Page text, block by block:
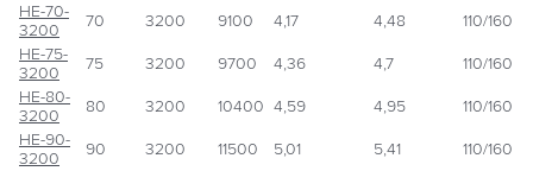
НЕ-70-
3200
70 3200 9100 4,17 4,48
110/160
НЕ-75-
3200
75 3200 9700 4,36 4,7
110/160
НЕ-80-
3200
80 3200 10400 4,59 4,95
110/160
НЕ-90-
3200
90 3200 11500 5,01 5,41
110/160